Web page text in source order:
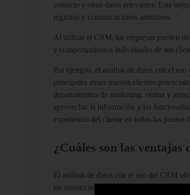
contacto y otros datos relevantes. Esta
registros y comunicaciones anteriores.
Al utilizar el CRM, las empresas pueden
y comportamientos individuales de sus
Por ejemplo, el análisis de datos con el
principales atraer nuevos clientes
departamentos de marketing, ventas y
aprovechar la información y las
experiencia del cliente en todos los puntos
¿Cuáles son las ventajas
El análisis de datos con el uso del CRM
las interacciones con los clientes, se